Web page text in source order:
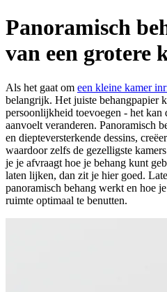
Panoramisch
van een grotere
Als het gaat om een kleine kamer
belangrijk. Het juiste behangpapier
persoonlijkheid toevoegen - het kan
aanvoelt veranderen. Panoramisch
en diepteversterkende dessins,
waardoor zelfs de gezelligste
je je afvraagt hoe je behang kunt
laten lijken, dan zit je hier goed.
panoramisch behang werkt en hoe
ruimte optimaal te benutten.